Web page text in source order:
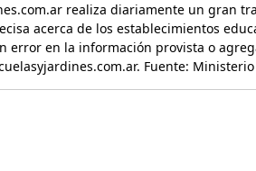
realiza diariamente un gran
acerca de los establecimientos
error en la información provista o
Fuente: